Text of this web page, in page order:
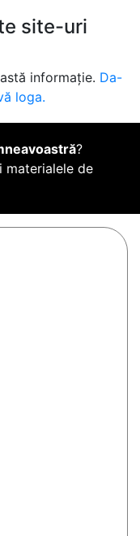
site-uri
informație. Da-
loga.
?
materialele de